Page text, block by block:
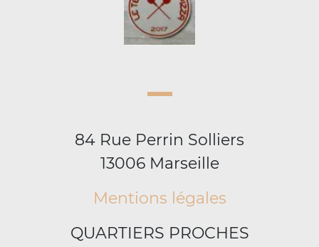
84 Rue Perrin Solliers
13006 Marseille
Mentions légales
QUARTIERS PROCHES